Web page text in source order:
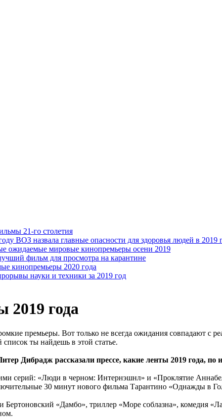
21-го столетия
ВОЗ назвала главные опасности для здоровья людей в 2019
ожидаемые мировые кинопремьеры осени 2019
фильм для просмотра на карантине
кинопремьеры 2020 года
науки и техники за 2019 год
2019 года
премьеры. Вот только не всегда ожидания совпадают с
ты найдешь в этой статье.
Дибрадж рассказали прессе, какие ленты 2019 года,
серий: «Люди в черном: Интернэшнл» и «Проклятие
30 минут нового фильма Тарантино «Однажды в
«Дамбо», триллер «Море соблазна», комедия